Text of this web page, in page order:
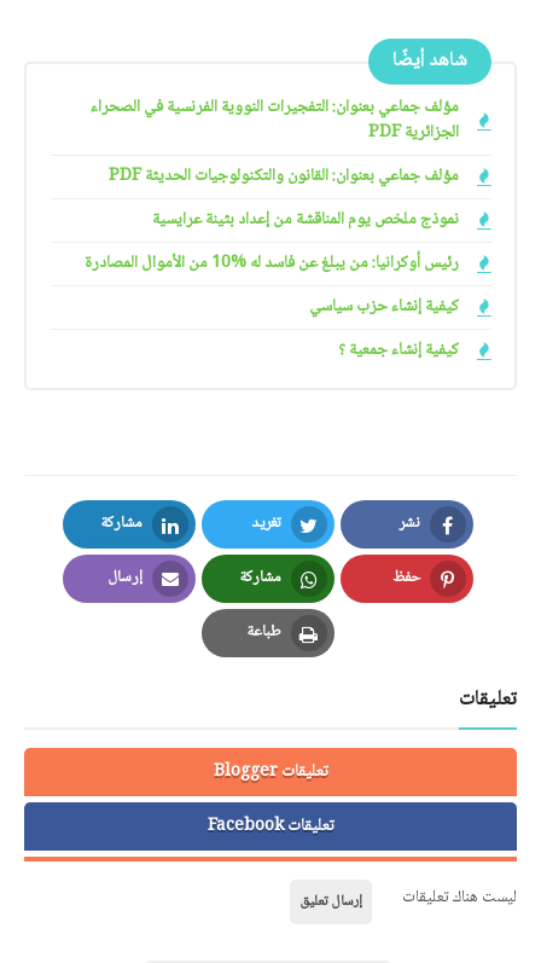
شاهد أيضًا
مؤلف جماعي بعنوان: التفجيرات النووية الفرنسية في الصحراء
الجزائرية PDF
مؤلف جماعي بعنوان: القانون والتكنولوجيات الحديثة PDF
نموذج ملخص يوم المناقشة من إعداد بثينة عرايسية
رئيس أوكرانيا: من يبلغ عن فاسد له %10 من الأموال المصادرة
كيفية إنشاء حزب سياسي
كيفية إنشاء جمعية ؟
نشر
Facebook
تغريد
Twitter
مشاركة
LinkedIn
حفظ
Pinterest
مشاركة
Whatsapp
إرسال
Email
طباعة
Print
تعليقات
تعليقات Blogger
تعليقات Facebook
ليست هناك تعليقات إرسال تعليق